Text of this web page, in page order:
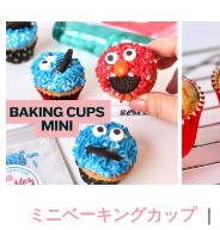
ミニベーキングカップ｜